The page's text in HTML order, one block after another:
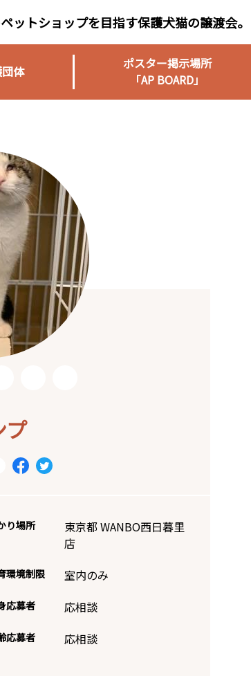
ットショップを目指す保護犬猫の譲渡会。
体
ポスター掲示場所
「AP BOARD」
プ
り場所
東京都 WANBO西日暮里
店
環境制限 室内のみ
応募者 応相談
応募者 応相談